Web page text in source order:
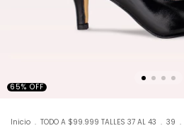
65% OFF
Inicio . TODO A $99.999 TALLES 37 AL 43 . 39 .